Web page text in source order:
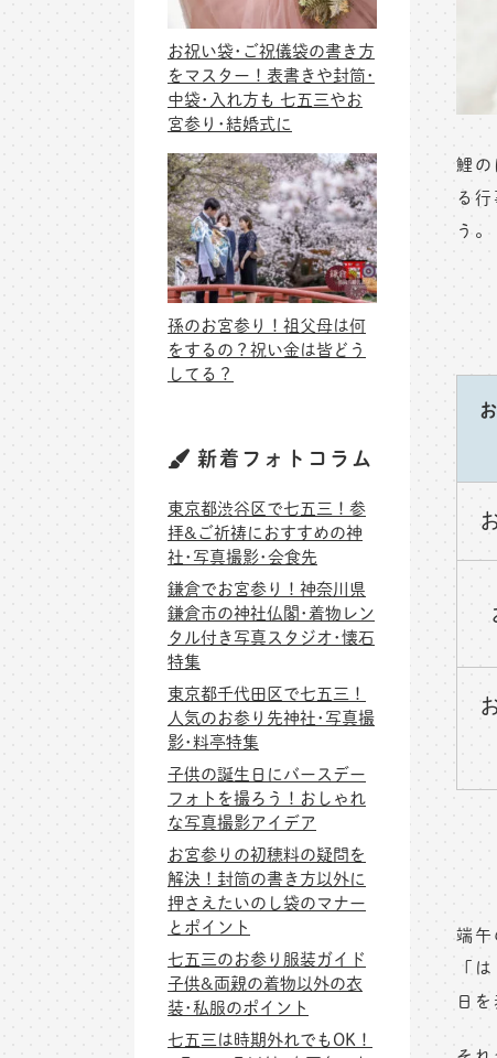
鯉
る
う。
端
「
日
お祝い袋･ご祝儀袋の書き方
をマスター！表書きや封筒･
中袋･入れ方も 七五三やお
宮参り･結婚式に
孫のお宮参り！祖父母は何
をするの？祝い金は皆どう
してる？
新着フォトコラム
東京都渋谷区で七五三！参
拝&ご祈祷におすすめの神
社･写真撮影･会食先
鎌倉でお宮参り！神奈川県
鎌倉市の神社仏閣･着物レン
タル付き写真スタジオ･懐石
特集
東京都千代田区で七五三！
人気のお参り先神社･写真撮
影･料亭特集
子供の誕生日にバースデー
フォトを撮ろう！おしゃれ
な写真撮影アイデア
お宮参りの初穂料の疑問を
解決！封筒の書き方以外に
押さえたいのし袋のマナー
とポイント
七五三のお参り服装ガイド
子供&両親の着物以外の衣
装･私服のポイント
七五三は時期外れでもOK！